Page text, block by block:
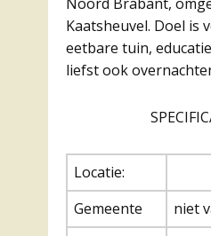
Kaatsheuvel. Doel is
eetbare tuin,
liefst ook
Locatie:
Gemeente
niet